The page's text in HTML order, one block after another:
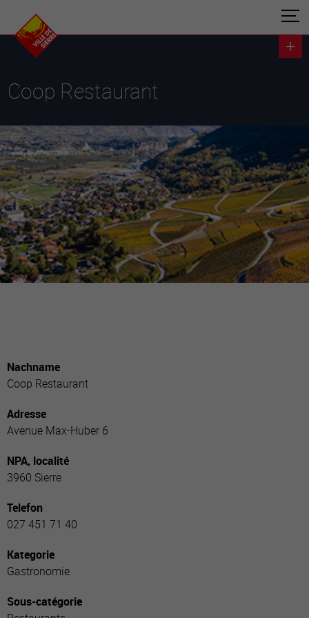
Coop Restaurant
Nachname
Coop Restaurant
Adresse
Avenue Max-Huber 6
NPA, localité
3960 Sierre
Telefon
027 451 71 40
Kategorie
Gastronomie
Sous-catégorie